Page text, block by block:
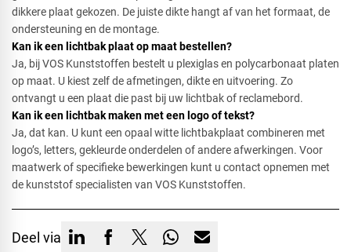
dikkere plaat gekozen. De juiste dikte hangt af van het formaat, de
ondersteuning en de montage.
Kan ik een lichtbak plaat op maat bestellen?​
Ja, bij VOS Kunststoffen bestelt u plexiglas en polycarbonaat platen
op maat. U kiest zelf de afmetingen, dikte en uitvoering. Zo
ontvangt u een plaat die past bij uw lichtbak of reclamebord.
Kan ik een lichtbak maken met een logo of tekst?​
Ja, dat kan. U kunt een opaal witte lichtbakplaat combineren met
logo’s, letters, gekleurde onderdelen of andere afwerkingen. Voor
maatwerk of specifieke bewerkingen kunt u contact opnemen met
de kunststof specialisten van VOS Kunststoffen.
Deel via